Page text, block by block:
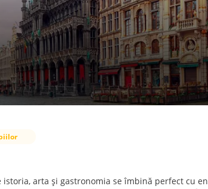
arta și gastronomia se îmbină perfect cu